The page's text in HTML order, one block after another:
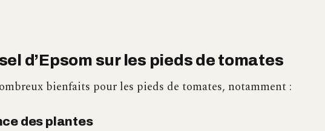
d’Epsom sur les pieds de tomates
bienfaits pour les pieds de tomates, notamment :
des plantes